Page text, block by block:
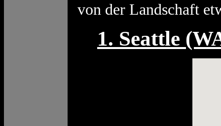
von der Landschaft
1. Seattle